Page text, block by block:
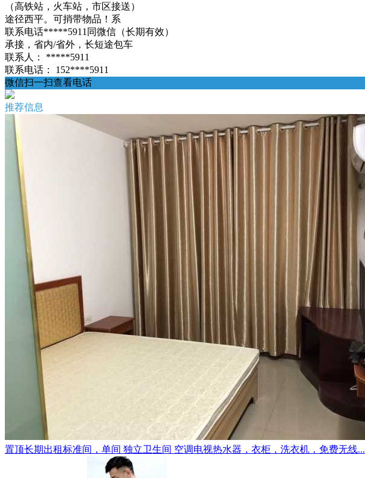
（高铁站，火车站，市区接送）
途径西平。可捎带物品！系
联系电话*****5911同微信（长期有效）
承接，省内/省外，长短途包车
联系人：
*****5911
联系电话：
152****5911
微信扫一扫查看电话
推荐信息
置顶长期出租标准间，单间 独立卫生间 空调电视热水器，衣柜，洗衣机，免费无线...